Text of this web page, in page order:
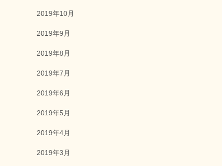
2019年10月
2019年9月
2019年8月
2019年7月
2019年6月
2019年5月
2019年4月
2019年3月